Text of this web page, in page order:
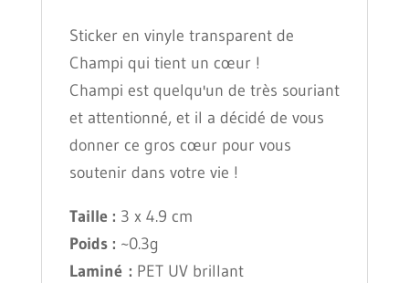
coeur
Sticker en vinyle transparent de
Champi qui tient un cœur !
Champi est quelqu'un de très souriant
et attentionné, et il a décidé de vous
donner ce gros cœur pour vous
soutenir dans votre vie !
Taille : 3 x 4.9 cm
Poids : ~0.3g
Laminé : PET UV brillant